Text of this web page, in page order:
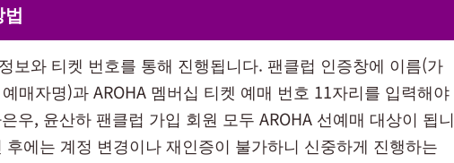
보와 티켓 번호를 통해 진행됩니다. 팬클럽 인증창에 이름(가
매자명)과 AROHA 멤버십 티켓 예매 번호 11자리를 입력해야
우, 윤산하 팬클럽 가입 회원 모두 AROHA 선예매 대상이 됩니
후에는 계정 변경이나 재인증이 불가하니 신중하게 진행하는